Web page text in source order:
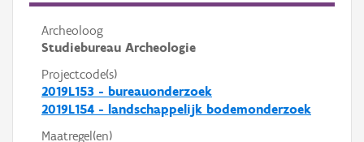
Archeoloog
Studiebureau Archeologie
Projectcode(s)
2019L153 - bureauonderzoek
2019L154 - landschappelijk bodemonderzoek
Maatregel(en)